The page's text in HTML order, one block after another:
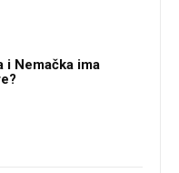
i Nemačka ima